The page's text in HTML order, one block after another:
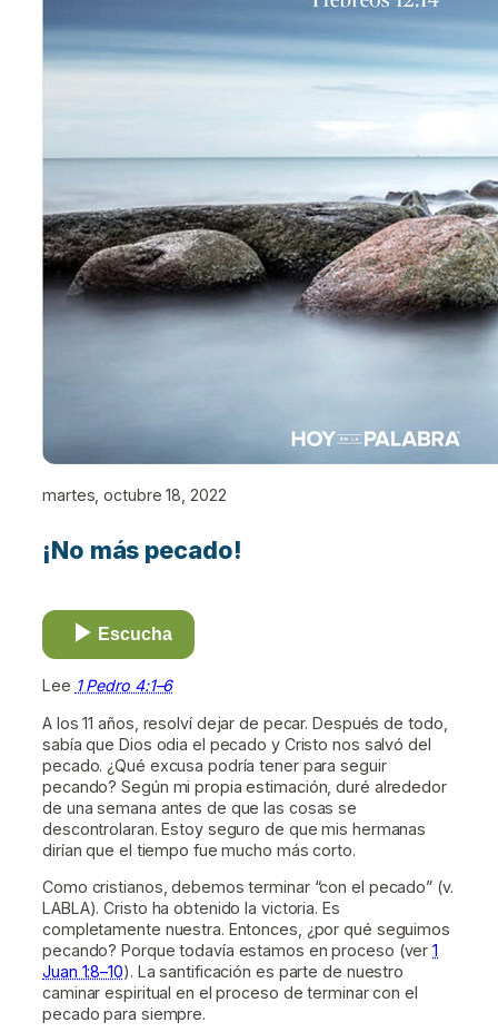
martes, octubre 18, 2022
¡No más pecado!
Escucha
Lee 1 Pedro 4:1–6
A los 11 años, resolví dejar de pecar. Después de todo,
sabía que Dios odia el pecado y Cristo nos salvó del
pecado. ¿Qué excusa podría tener para seguir
pecando? Según mi propia estimación, duré alrededor
de una semana antes de que las cosas se
descontrolaran. Estoy seguro de que mis hermanas
dirían que el tiempo fue mucho más corto.
Como cristianos, debemos terminar “con el pecado” (v.
LABLA). Cristo ha obtenido la victoria. Es
completamente nuestra. Entonces, ¿por qué seguimos
pecando? Porque todavía estamos en proceso (ver1
Juan 1:8–10). La santificación es parte de nuestro
caminar espiritual en el proceso de terminar con el
pecado para siempre.